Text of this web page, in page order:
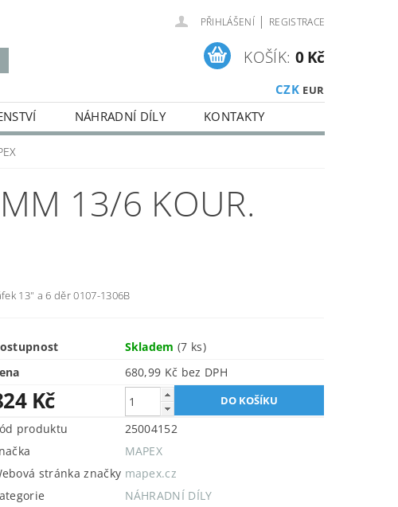
PŘIHLÁŠENÍ | REGISTRACE
CZK EUR
KOŠÍK: 0 Kč
NÁHRADNÍ DÍLY KONTAKTY
13/6 KOUR.
13" a 6 děr 0107-1306B
Skladem(7 ks)
680,99 Kč bez DPH
Kč
produktu
25004152
MAPEX
stránka značky mapex.cz
NÁHRADNÍ DÍLY